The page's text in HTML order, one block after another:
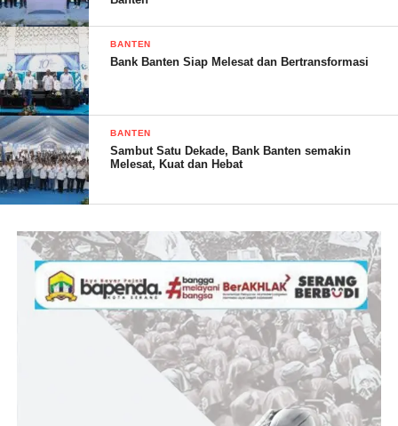
“Untuk panitia kita libatkan juga perwakilan dari 11 klub yang
ada di Pandeglang, tentunya yang sudah mengikuti pelantikan
juga,” ujarnya.
(YEN/RG)
Post Views: 26
BANTEN
Bank Banten Siap Melesat dan Bertransformasi
BANTEN
Sambut Satu Dekade, Bank Banten semakin
Melesat, Kuat dan Hebat